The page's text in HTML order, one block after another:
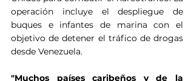
operación incluye el despliegue de
buques e infantes de marina con el
objetivo de detener el tráfico de drogas
desde Venezuela.
"Muchos países caribeños y de la